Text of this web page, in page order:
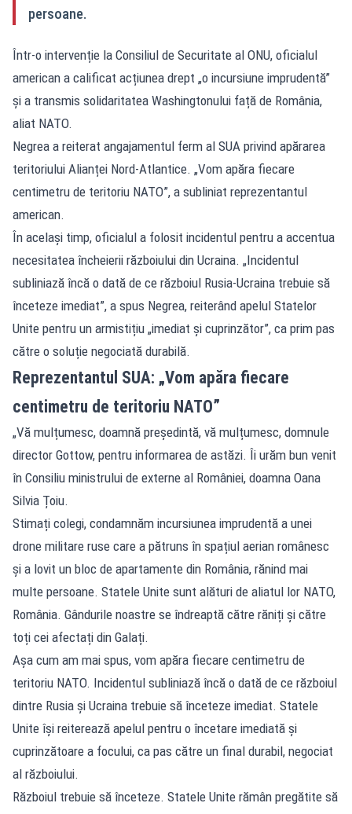
persoane.
Într-o intervenție la Consiliul de Securitate al ONU, oficialul
american a calificat acțiunea drept „o incursiune imprudentă”
și a transmis solidaritatea Washingtonului față de România,
aliat NATO.
Negrea a reiterat angajamentul ferm al SUA privind apărarea
teritoriului Alianței Nord-Atlantice. „Vom apăra fiecare
centimetru de teritoriu NATO”, a subliniat reprezentantul
american.
În același timp, oficialul a folosit incidentul pentru a accentua
necesitatea încheierii războiului din Ucraina. „Incidentul
subliniază încă o dată de ce războiul Rusia-Ucraina trebuie să
înceteze imediat”, a spus Negrea, reiterând apelul Statelor
Unite pentru un armistițiu „imediat și cuprinzător”, ca prim pas
către o soluție negociată durabilă.
Reprezentantul SUA: „Vom apăra fiecare
centimetru de teritoriu NATO”
„Vă mulțumesc, doamnă președintă, vă mulțumesc, domnule
director Gottow, pentru informarea de astăzi. Îi urăm bun venit
în Consiliu ministrului de externe al României, doamna Oana
Silvia Țoiu.
Stimați colegi, condamnăm incursiunea imprudentă a unei
drone militare ruse care a pătruns în spațiul aerian românesc
și a lovit un bloc de apartamente din România, rănind mai
multe persoane. Statele Unite sunt alături de aliatul lor NATO,
România. Gândurile noastre se îndreaptă către răniți și către
toți cei afectați din Galați.
Așa cum am mai spus, vom apăra fiecare centimetru de
teritoriu NATO. Incidentul subliniază încă o dată de ce războiul
dintre Rusia și Ucraina trebuie să înceteze imediat. Statele
Unite își reiterează apelul pentru o încetare imediată și
cuprinzătoare a focului, ca pas către un final durabil, negociat
al războiului.
Războiul trebuie să înceteze. Statele Unite rămân pregătite să